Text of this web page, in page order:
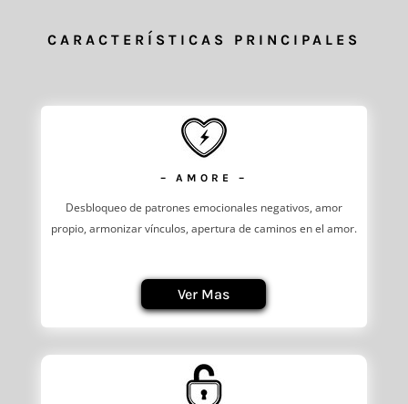
CARACTERÍSTICAS PRINCIPALES
– AMORE –
Desbloqueo de patrones emocionales negativos, amor
propio, armonizar vínculos, apertura de caminos en el amor.
Ver Mas